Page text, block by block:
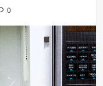
0